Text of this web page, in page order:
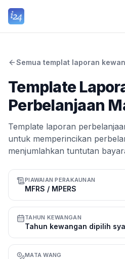
Semua templat laporan
Template
Perbelanjaan
Template laporan
untuk memperincikan
menjumlahkan tuntutan
PIAWAIAN PERAKAUNAN
MFRS / MPERS
TAHUN KEWANGAN
MATA WANG